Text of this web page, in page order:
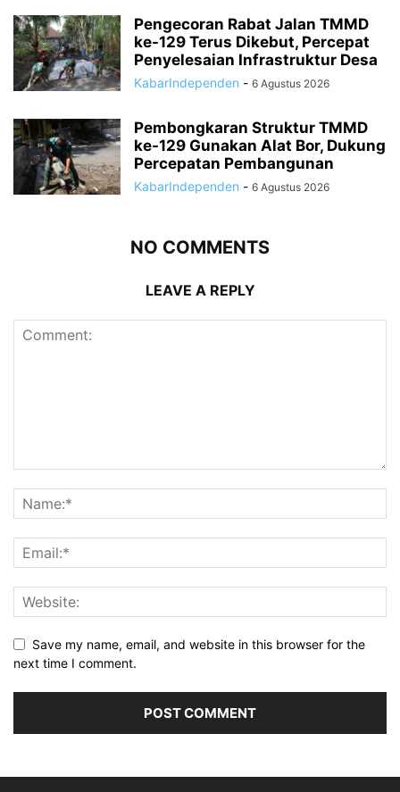
Pengecoran Rabat Jalan TMMD
ke-129 Terus Dikebut, Percepat
Penyelesaian Infrastruktur Desa
KabarIndependen - 6 Agustus 2026
Pembongkaran Struktur TMMD
ke-129 Gunakan Alat Bor, Dukung
Percepatan Pembangunan
KabarIndependen - 6 Agustus 2026
NO COMMENTS
LEAVE A REPLY
Save my name, email, and website in this browser for the
next time I comment.